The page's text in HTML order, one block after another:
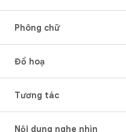
Phông chữ
Đồ hoạ
Tương tác
Nội dung nghe nhìn